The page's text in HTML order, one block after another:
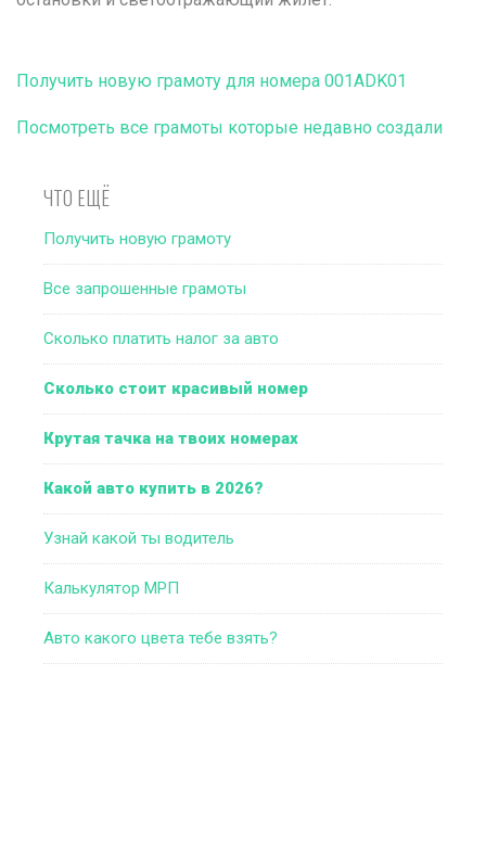
Получить новую грамоту для номера 001ADK01
Посмотреть все грамоты которые недавно создали
ЧТО ЕЩЁ
Получить новую грамоту
Все запрошенные грамоты
Сколько платить налог за авто
Сколько стоит красивый номер
Крутая тачка на твоих номерах
Какой авто купить в 2026?
Узнай какой ты водитель
Калькулятор МРП
Авто какого цвета тебе взять?